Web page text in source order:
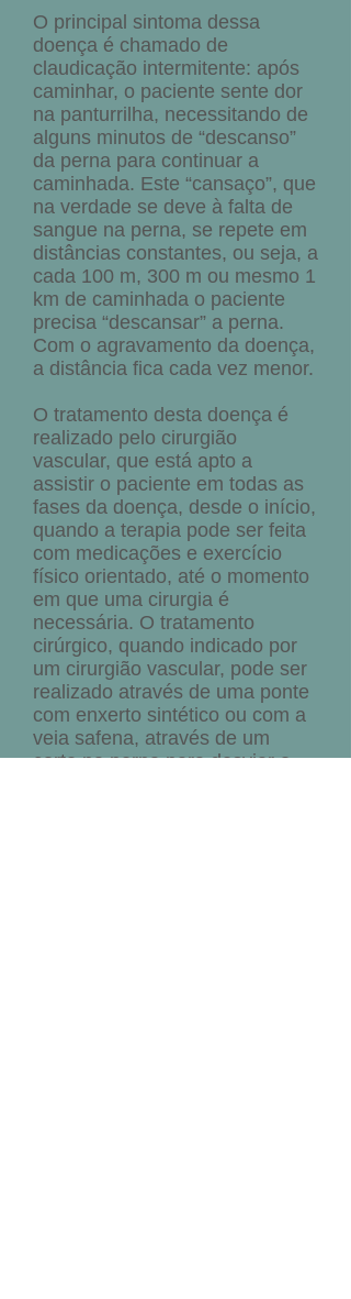
O principal sintoma dessa
doença é chamado de
claudicação intermitente: após
caminhar, o paciente sente dor
na panturrilha, necessitando de
alguns minutos de “descanso”
da perna para continuar a
caminhada. Este “cansaço”, que
na verdade se deve à falta de
sangue na perna, se repete em
distâncias constantes, ou seja, a
cada 100 m, 300 m ou mesmo 1
km de caminhada o paciente
precisa “descansar” a perna.
Com o agravamento da doença,
a distância fica cada vez menor.
O tratamento desta doença é
realizado pelo cirurgião
vascular, que está apto a
assistir o paciente em todas as
fases da doença, desde o início,
quando a terapia pode ser feita
com medicações e exercício
físico orientado, até o momento
em que uma cirurgia é
necessária. O tratamento
cirúrgico, quando indicado por
um cirurgião vascular, pode ser
realizado através de uma ponte
com enxerto sintético ou com a
veia safena, através de um
corte na perna para desviar o